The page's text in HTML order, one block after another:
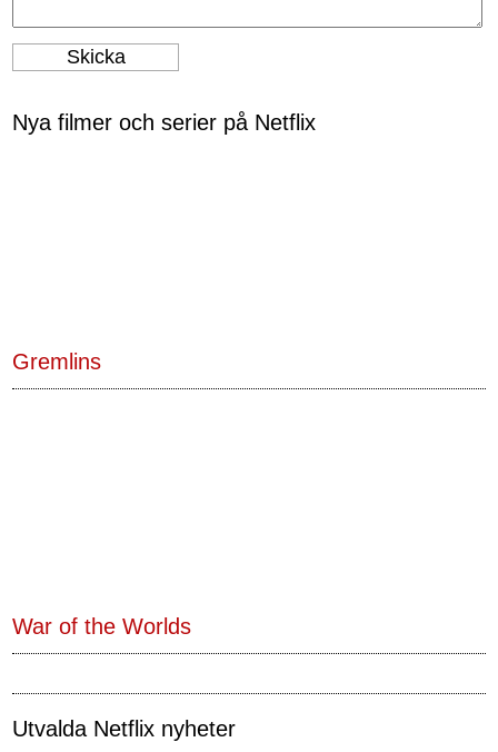
Nya filmer och serier på Netflix
Gremlins
War of the Worlds
Utvalda Netflix nyheter